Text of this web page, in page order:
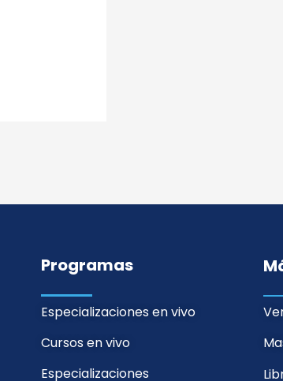
Programas
Especializaciones en vivo
Cursos en vivo
Especializaciones